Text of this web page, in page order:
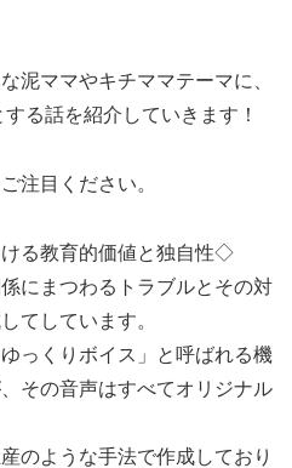
泥ママやキチママテーマに、
る話を紹介していきます！
注目ください。
る教育的価値と独自性◇
にまつわるトラブルとその対
てしています。
っくりボイス」と呼ばれる機
その音声はすべてオリジナル
のような手法で作成しており